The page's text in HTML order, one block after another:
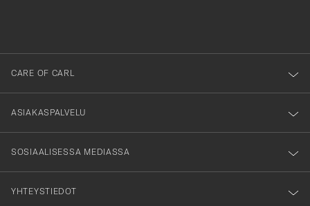
dig
till
vårt
nyhetsbrev!
CARE OF CARL
ASIAKASPALVELU
SOSIAALISESSA MEDIASSA
YHTEYSTIEDOT